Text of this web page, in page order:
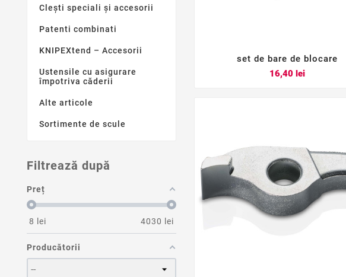
Clești speciali și accesorii
Patenti combinati
KNIPEXtend – Accesorii
Ustensile cu asigurare
împotriva căderii
Alte articole
Sortimente de scule
Filtrează după
Preț
8 lei 4030 lei
Producătorii

set de bare de blocare
16,40 leiPret